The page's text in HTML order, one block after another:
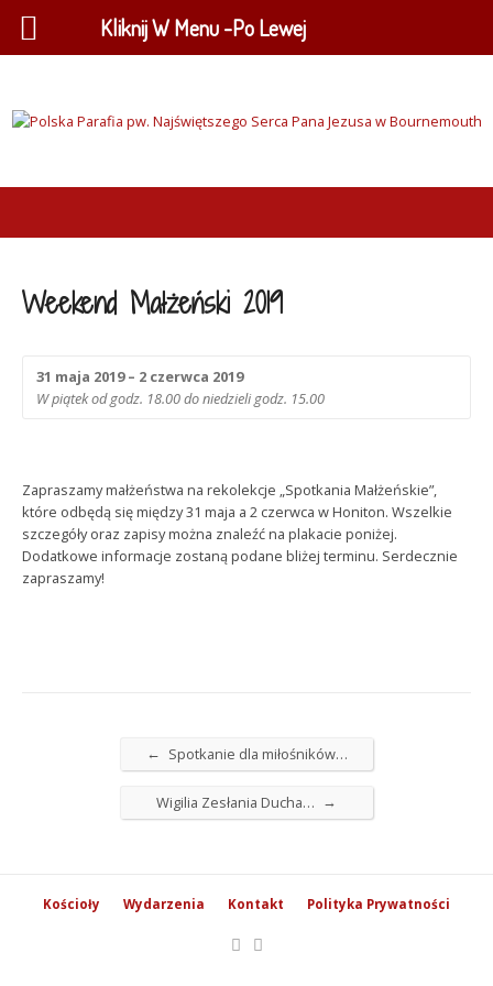
Weekend Małżeński 2019
31 maja 2019 – 2 czerwca 2019
W piątek od godz. 18.00 do niedzieli godz. 15.00
Zapraszamy małżeństwa na rekolekcje „Spotkania Małżeńskie”,
które odbędą się między 31 maja a 2 czerwca w Honiton. Wszelkie
szczegóły oraz zapisy można znaleźć na plakacie poniżej.
Dodatkowe informacje zostaną podane bliżej terminu. Serdecznie
zapraszamy!
← Spotkanie dla miłośników…
Wigilia Zesłania Ducha… →
Kościoły Wydarzenia Kontakt Polityka Prywatności
Kliknij W Menu -Po Lewej